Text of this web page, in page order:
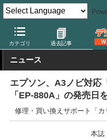
カテゴリ 過去記事
デジカメ Watch プリント関連
ニュース
エプソン、A3ノビ対応
「EP-880A」の発売日
修理・買い換えサポート「
本誌